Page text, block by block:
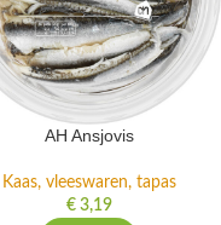
AH Ansjovis
Kaas, vleeswaren, tapas
€3,19